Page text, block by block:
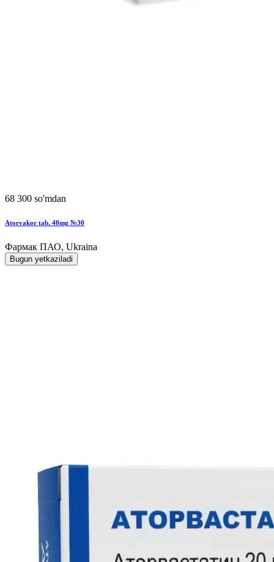
68 300 so'mdan
Atorvakor tab. 40mg №30
Фармак ПАО, Ukraina
Bugun yetkaziladi